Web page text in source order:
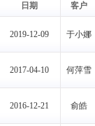
专业营养师、儿
妈手册、VI手册、
、经销商提供活
日期 客户
2019-12-09 于小娜
2017-04-10 何萍雪
2016-12-21 俞皓